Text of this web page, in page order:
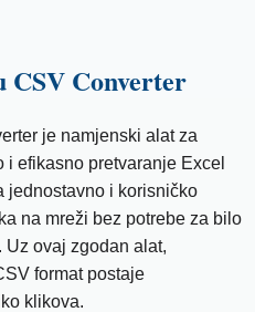
CSV Converter
je namjenski alat za
efikasno pretvaranje Excel
jednostavno i korisničko
na mreži bez potrebe za bilo
Uz ovaj zgodan alat,
format postaje
klikova.